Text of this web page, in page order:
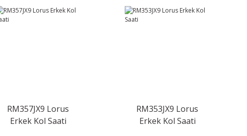
RM357JX9 Lorus
Erkek Kol Saati
RM353JX9 Lorus
Erkek Kol Saati